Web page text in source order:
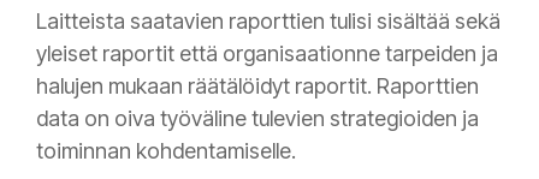
Laitteista saatavien raporttien tulisi sisältää sekä
yleiset raportit että organisaationne tarpeiden ja
halujen mukaan räätälöidyt raportit. Raporttien
data on oiva työväline tulevien strategioiden ja
toiminnan kohdentamiselle.